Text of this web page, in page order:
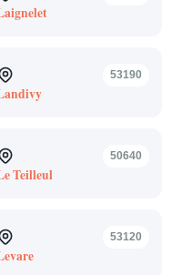
53190
50640
Teilleul
53120